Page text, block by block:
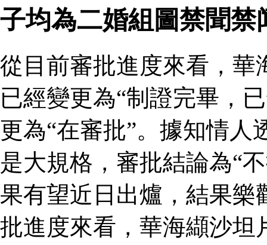
子均為二婚組圖禁聞禁
從目前審批進度來看，華
已經變更為“制證完畢，
更為“在審批”。據知情
是大規格，審批結論為“
果有望近日出爐，結果樂
批進度來看，華海纈沙坦